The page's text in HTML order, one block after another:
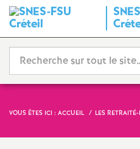
SNES
VOUS ÊTES ICI : ACCUEIL LES